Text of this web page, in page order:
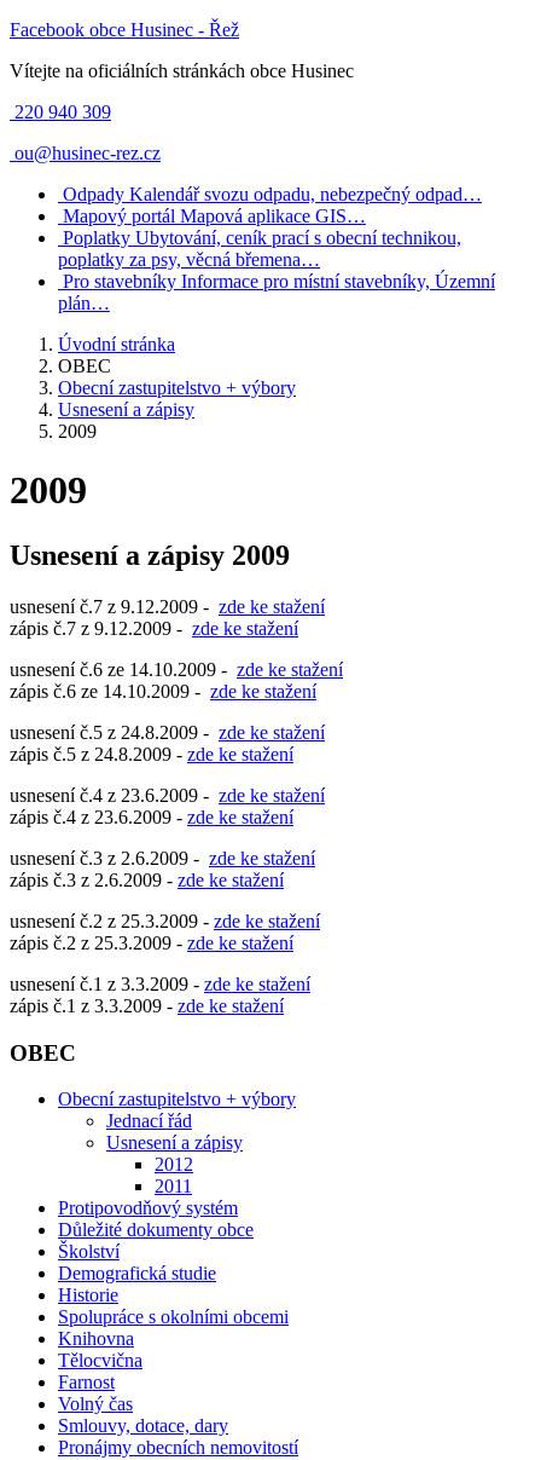
Facebook obce Husinec - Řež
Vítejte na oficiálních stránkách obce Husinec
220 940 309
ou@husinec-rez.cz
Odpady Kalendář svozu odpadu, nebezpečný odpad…
Mapový portál Mapová aplikace GIS…
Poplatky Ubytování, ceník prací s obecní technikou,
poplatky za psy, věcná břemena…
Pro stavebníky Informace pro místní stavebníky, Územní
plán…
Úvodní stránka
OBEC
Obecní zastupitelstvo + výbory
Usnesení a zápisy
2009
2009
Usnesení a zápisy 2009
usnesení č.7 z 9.12.2009 - zde ke stažení
zápis č.7 z 9.12.2009 - zde ke stažení
usnesení č.6 ze 14.10.2009 - zde ke stažení
zápis č.6 ze 14.10.2009 - zde ke stažení
usnesení č.5 z 24.8.2009 - zde ke stažení
zápis č.5 z 24.8.2009 - zde ke stažení
usnesení č.4 z 23.6.2009 - zde ke stažení
zápis č.4 z 23.6.2009 - zde ke stažení
usnesení č.3 z 2.6.2009 - zde ke stažení
zápis č.3 z 2.6.2009 - zde ke stažení
usnesení č.2 z 25.3.2009 - zde ke stažení
zápis č.2 z 25.3.2009 - zde ke stažení
usnesení č.1 z 3.3.2009 - zde ke stažení
zápis č.1 z 3.3.2009 - zde ke stažení
OBEC
Obecní zastupitelstvo + výbory
Jednací řád
Usnesení a zápisy
2012
2011
Protipovodňový systém
Důležité dokumenty obce
Školství
Demografická studie
Historie
Spolupráce s okolními obcemi
Knihovna
Tělocvična
Farnost
Volný čas
Smlouvy, dotace, dary
Pronájmy obecních nemovitostí